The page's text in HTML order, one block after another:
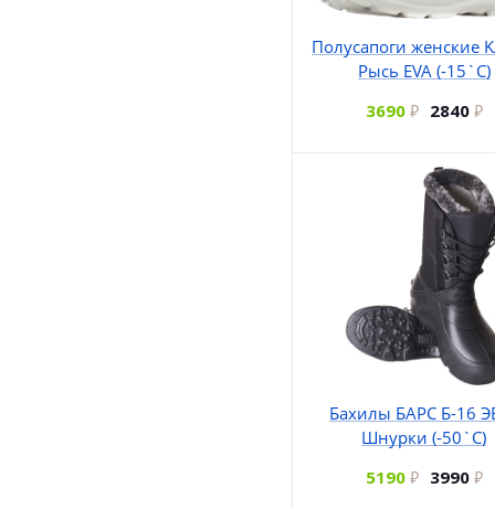
Полусапоги женские
Рысь EVA (-15`C)
3690
2840
Бахилы БАРС Б-16
Шнурки (-50`С)
5190
3990